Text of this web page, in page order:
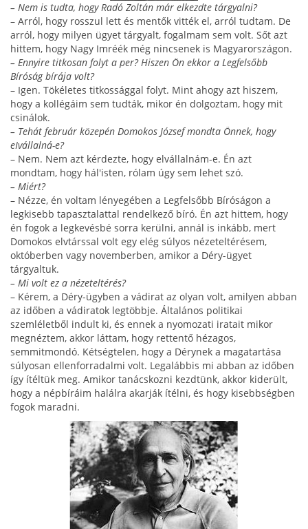
– Nem is tudta, hogy Radó Zoltán már elkezdte tárgyalni?
– Arról, hogy rosszul lett és mentők vitték el, arról tudtam. De
arról, hogy milyen ügyet tárgyalt, fogalmam sem volt. Sőt azt
hittem, hogy Nagy Imré­ék még nincsenek is Magyarországon.
– Ennyire titkosan folyt a per? Hiszen Ön ekkor a Legfelsőbb
Bíróság bírája volt?
– Igen. Tökéletes titkossággal folyt. Mint ahogy azt hiszem,
hogy a kollégáim sem tudták, mikor én dol­goztam, hogy mit
csinálok.
– Tehát február közepén Domokos József mondta Önnek, hogy
eIvállalná-e?
– Nem. Nem azt kérdezte, hogy elvállalnám-e. Én azt
mondtam, hogy hál'isten, rólam úgy sem lehet szó.
– Miért?
– Nézze, én voltam lényegében a Legfelsőbb Bíróságon a
legkisebb tapasztalattal rendelkező bíró. Én azt hittem, hogy
én fogok a legkevésbé sorra kerülni, annál is inkább, mert
Domokos elvtárssal volt egy elég súlyos nézeteltérésem,
októberben vagy novemberben, ami­kor a Déry-ügyet
tárgyaltuk.
– Mi volt ez a nézeteltérés?
– Kérem, a Déry-ügyben a vádirat az olyan volt, amilyen abban
az időben a vádiratok legtöbbje. Álta­lános politikai
szemléletből indult ki, és ennek a nyo­mozati iratait mikor
megnéztem, akkor láttam, hogy rettentő hézagos,
semmitmondó. Kétségtelen, hogy a Dérynek a magatartása
súlyosan ellenforradalmi volt. Legalábbis mi abban az időben
így ítéltük meg. Amikor tanácskozni kezdtünk, akkor kiderült,
hogy a népbírá­im halálra akarják ítélni, és hogy kisebbségben
fogok maradni.